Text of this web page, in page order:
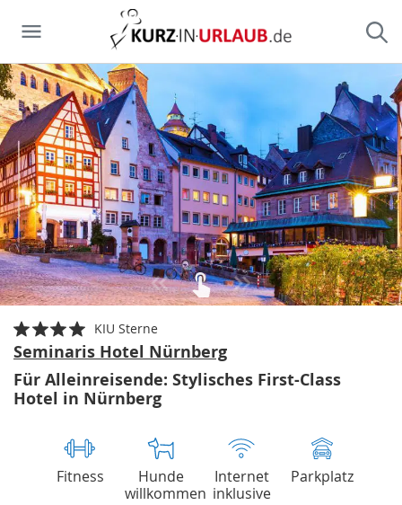
KIU Sterne
Seminaris Hotel Nürnberg
Für Alleinreisende: Stylisches First-Class
Hotel in Nürnberg
Fitness
Hunde
willkommen
Internet
inklusive
Parkplatz